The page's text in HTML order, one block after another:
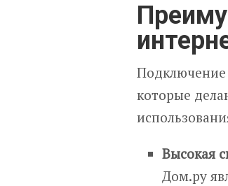
Подключение
которые
Высокая
Дом.ру